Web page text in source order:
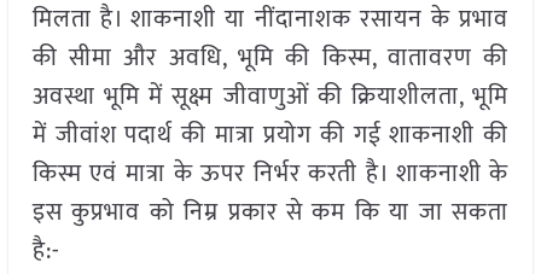
मिलता है। शाकनाशी या नींदानाशक रसायन के प्रभाव
की सीमा और अवधि, भूमि की किस्म, वातावरण की
अवस्था भूमि में सूक्ष्म जीवाणुओं की क्रियाशीलता, भूमि
में जीवांश पदार्थ की मात्रा प्रयोग की गई शाकनाशी की
किस्म एवं मात्रा के ऊपर निर्भर करती है। शाकनाशी के
इस कुप्रभाव को निम्र प्रकार से कम कि या जा सकता
है:-